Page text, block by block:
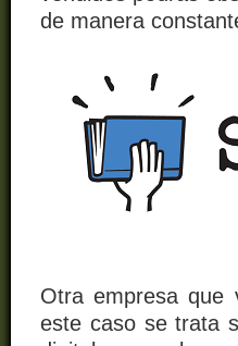
de manera
Otra empresa que
este caso se trata